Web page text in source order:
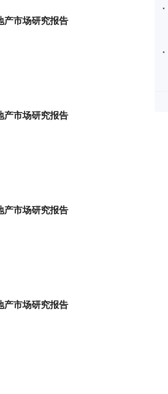
产市场研究报告
产市场研究报告
产市场研究报告
产市场研究报告